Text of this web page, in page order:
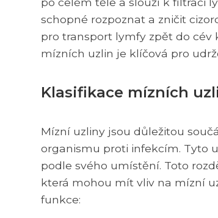
schopné rozpoznat a zničit
pro transport lymfy zpět do cév
mízních uzlin je klíčová pro
Klasifikace mízních
Mízní uzliny jsou důležitou
organismu proti infekcím. Tyto
podle svého umístění. Toto
která mohou mít vliv na mízní
funkce: